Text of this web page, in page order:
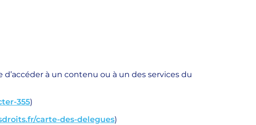
à un contenu ou à un des services du
355)
carte-des-delegues)